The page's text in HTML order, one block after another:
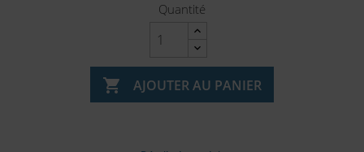
Quantité
 AJOUTER AU PANIER